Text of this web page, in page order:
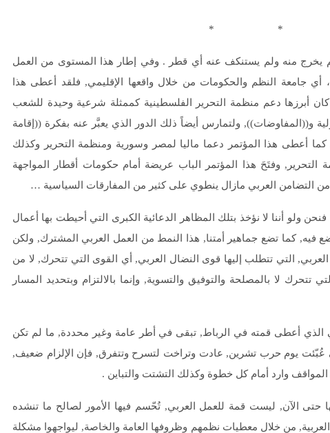
* *
يخرج منه ولم يستنكف عنه أي قطر . وفي إطار هذا المستوى من العمل
أي جامعة النظم والحكومات من خلال واقعها الإقليمي, فلقد أعطى هذا
كان أبرزها دعم منظمة التحرير الفلسطينية كممثلة شرعية وحيدة للشعب
و((المفاوضات)), ولتمارس أيضاً ذلك الدور الذي يعبَّر عنه بفكرة ((إقامة
أعطى هذا المؤتمر دعما ماليا لمصر وسورية ومنظمة التحرير وكذلك
وفتَحَ هذا المؤتمر الباب عريضة أمام حكومات أقطار المواجهة
التضامن العربي مازال ينطوي على كثير من المفارقات السياسية …
ولو أننا لا نؤخذ بتلك المظاهر الدعائية الكبرى التي أحيطت بها أعمال
فيه, كما تضع جماهير أمتنا, هذا النمط من العمل العربي المشترك, ولكن
التي تتطلب إليها قوى النضال العربي, أي القوى التي تتحرك, لا من
لا بالمصلحة والتوفيق والتسوية, وإنما بالالتزام وبتحديد المسار
الذي أعطى قمته في الرباط, تبقى في أطر عامة وغير محددة, ما لم تكن
عُبّئت يوم حرب تشرين, عادت وتراخت لتسرح وتتفرق, فإن الإلزام ضعيف,
وارد أمام كل خطوة وكذلك التشتت والتباين .
الآن, ليست قمة للعمل العربي, تُحّسم فيها الأمور لصالح ما تنشده
من خلال معطيات نظمهم وظروفها العامة والخاصة, ليواجهوا مشكلة